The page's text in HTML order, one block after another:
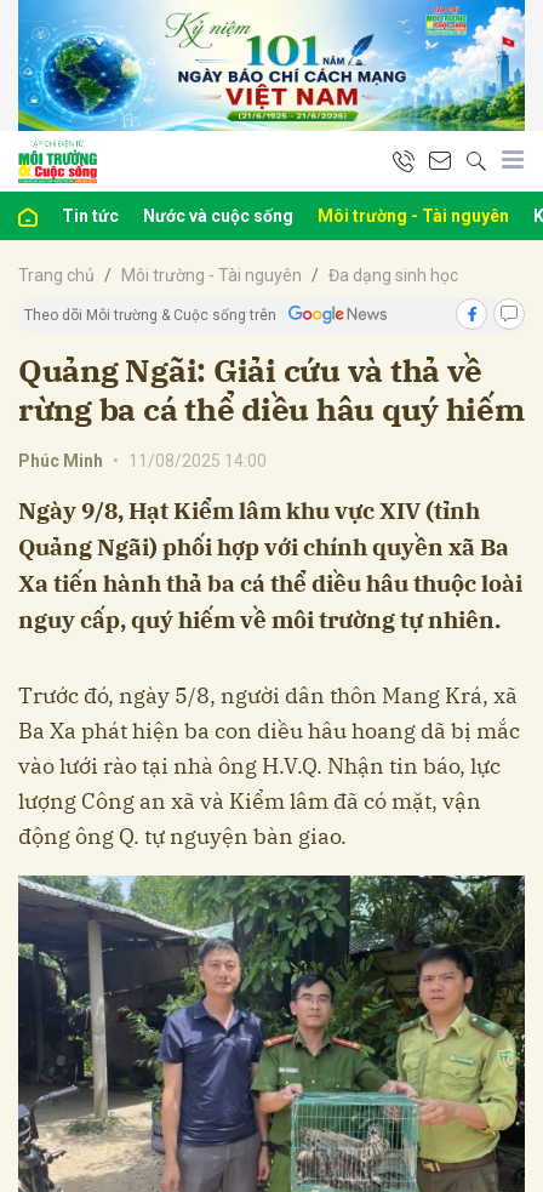
Tin tức Nước và cuộc sống Môi trường - Tài nguyên
Trang chủ Môi trường - Tài nguyên Đa dạng sinh học
Theo dõi Môi trường & Cuộc sống trên
Quảng Ngãi: Giải cứu và thả về
rừng ba cá thể diều hâu quý hiếm
Phúc Minh • 11/08/2025 14:00
Ngày 9/8, Hạt Kiểm lâm khu vực XIV (tỉnh
Quảng Ngãi) phối hợp với chính quyền xã Ba
Xa tiến hành thả ba cá thể diều hâu thuộc loài
nguy cấp, quý hiếm về môi trường tự nhiên.
Trước đó, ngày 5/8, người dân thôn Mang Krá, xã
Ba Xa phát hiện ba con diều hâu hoang dã bị mắc
vào lưới rào tại nhà ông H.V.Q. Nhận tin báo, lực
lượng Công an xã và Kiểm lâm đã có mặt, vận
động ông Q. tự nguyện bàn giao.
luận
Hủy